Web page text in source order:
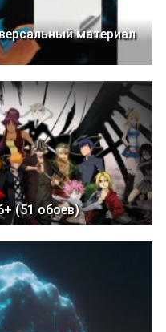
материал
(51 обоев)